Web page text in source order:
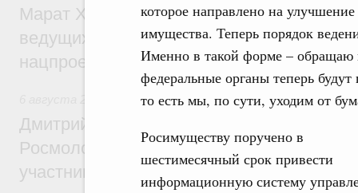
которое направлено на
имущества. Теперь порядок
Именно в такой форме – обращаю
федеральные органы теперь
то есть мы, по сути, уходим от
Росимуществу поручено в
шестимесячный срок привести
информационную систему
Марат Хуснуллин: Порядка 200
ведущих к спортивным объектам,
нацпроекту «Инфраструктура для
Молодёжная политика
Дмитрий Чернышенко, Сергей Кравцов и
Росмолодёжи Григорий Гуров
участников проекта «Кольцо открытий»